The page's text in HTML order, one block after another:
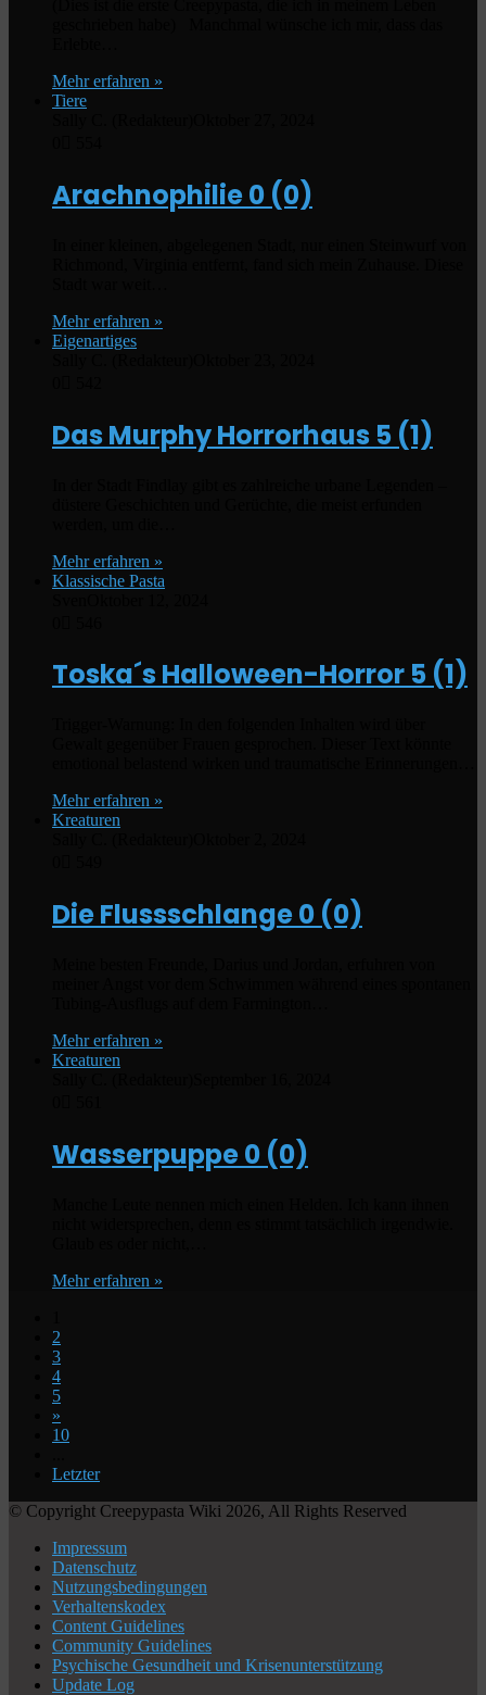
Mehr erfahren »
Tiere
Arachnophilie0 (0)
Mehr erfahren »
Eigenartiges
Das Murphy Horrorhaus 5 (1)
Mehr erfahren »
Klassische Pasta
Toska´s Halloween-Horror 5 (1)
Mehr erfahren »
Kreaturen
Die Flussschlange0 (0)
Mehr erfahren »
Kreaturen
Wasserpuppe0 (0)
Mehr erfahren »
2
3
4
5
»
10
Letzter
© Copyright Creepypasta Wiki 2026, All Rights Reserved
Impressum
Datenschutz
Nutzungsbedingungen
Verhaltenskodex
Content Guidelines
Community Guidelines
Psychische Gesundheit und Krisenunterstützung
Update Log